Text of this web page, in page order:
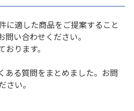
に適した商品をご提案すること
い合わせください。
おります。
ある質問をまとめました。お問
さい。